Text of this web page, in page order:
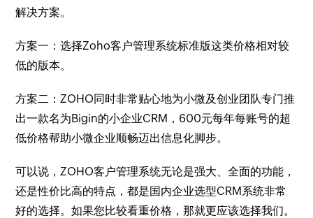
解决方案。
方案一：选择Zoho客户管理系统标准版这类价格相对较
低的版本。
方案二：ZOHO同时非常贴心地为小微及创业团队专门推
出一款名为Bigin的小企业CRM，600元每年每账号的超
低价格帮助小微企业顺畅迈出信息化脚步。
可以说，ZOHO客户管理系统无论是强大、全面的功能，
还是性价比高的特点，都是国内企业选型CRM系统非常
好的选择。如果您比较看重价格，那就更应该选择我们。